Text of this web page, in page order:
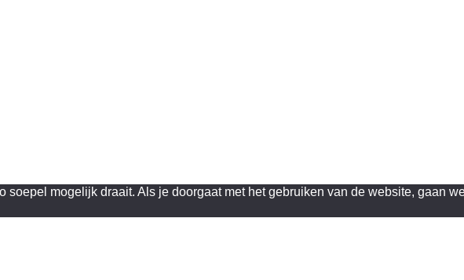
mogelijk draait. Als je doorgaat met het gebruiken van de website, gaan